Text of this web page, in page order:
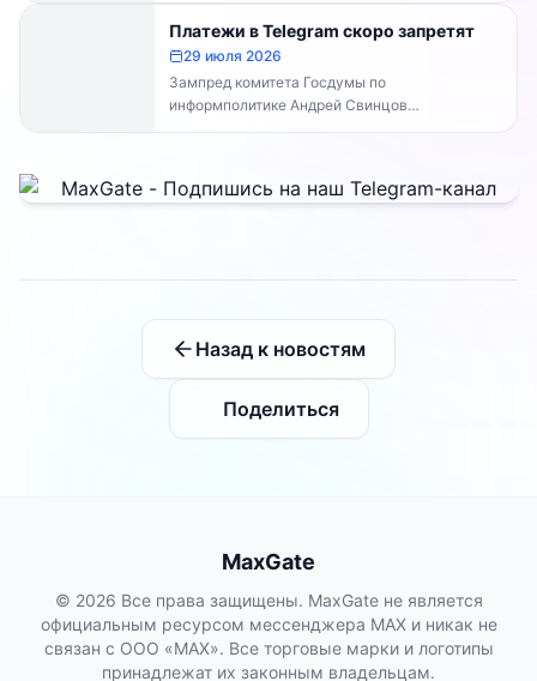
владельцам каналов делать...
Платежи в Telegram скоро запретят
29 июля 2026
Зампред комитета Госдумы по
информполитике Андрей Свинцов
рекомендовал россиянам временно
Назад к новостям
Поделиться
MaxGate
© 2026 Все права защищены. MaxGate не является
официальным ресурсом мессенджера MAX и никак не
связан с ООО «МАХ». Все торговые марки и логотипы
принадлежат их законным владельцам.